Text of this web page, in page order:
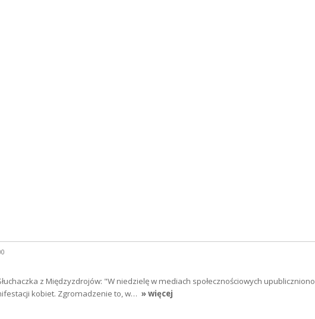
z Międzyzdrojów: "W niedzielę w mediach społecznościowych upubliczniono
kobiet. Zgromadzenie to, w… » więcej